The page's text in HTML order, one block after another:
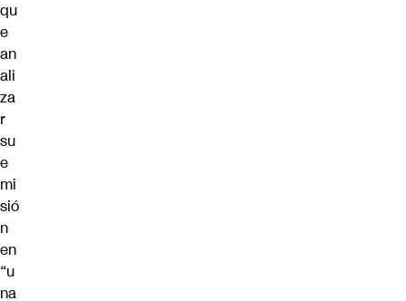
qu
e
an
ali
za
r
su
e
mi
sió
n
en
“u
na